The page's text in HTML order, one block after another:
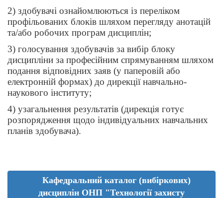
2) здобувачі ознайомлюються із переліком
профільованих блоків шляхом перегляду анотацій
та/або робочих програм дисциплін;
3) голосування здобувачів за вибір блоку
дисципліни за професійним спрямуванням шляхом
подання відповідних заяв (у паперовій або
електронній формах) до дирекції навчально-
наукового інституту;
4) узагальнення результатів (дирекція готує
розпорядження щодо індивідуальних навчальних
планів здобувача).
Кафедральний каталог (вибіркових)
дисциплін ОНП "Технології захисту